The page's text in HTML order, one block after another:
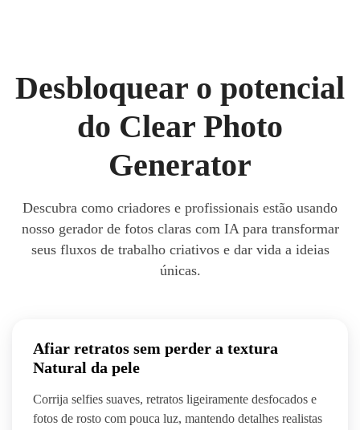
Desbloquear o potencial
do Clear Photo
Generator
Descubra como criadores e profissionais estão usando
nosso gerador de fotos claras com IA para transformar
seus fluxos de trabalho criativos e dar vida a ideias
únicas.
Afiar retratos sem perder a textura
Natural da pele
Corrija selfies suaves, retratos ligeiramente desfocados e
fotos de rosto com pouca luz, mantendo detalhes realistas